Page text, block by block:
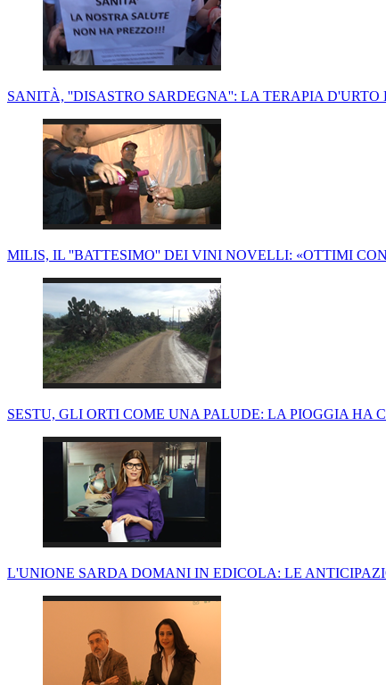
SANITÀ, ''DISASTRO SARDEGNA'': LA TERAPIA D'URTO
MILIS, IL ''BATTESIMO'' DEI VINI NOVELLI: «OTTIMI
SESTU, GLI ORTI COME UNA PALUDE: LA PIOGGIA HA
L'UNIONE SARDA DOMANI IN EDICOLA: LE